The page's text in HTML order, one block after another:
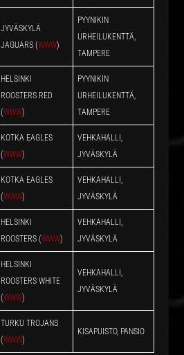
JYVÄSKYLÄ
JAGUARS (WWW)
PYYNIKIN
URHEILUKENTTÄ,
TAMPERE
HELSINKI
ROOSTERS RED
(WWW)
PYYNIKIN
URHEILUKENTTÄ,
TAMPERE
KOTKA EAGLES
(WWW)
VEHKAHALLI,
JYVÄSKYLÄ
KOTKA EAGLES
(WWW)
VEHKAHALLI,
JYVÄSKYLÄ
HELSINKI
ROOSTERS (WWW)
VEHKAHALLI,
JYVÄSKYLÄ
HELSINKI
ROOSTERS WHITE
(WWW)
VEHKAHALLI,
JYVÄSKYLÄ
TURKU TROJANS
(WWW)
KISAPUISTO, PANSIO